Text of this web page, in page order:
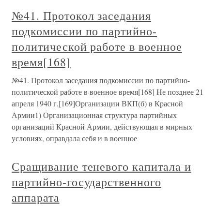
№41. Протокол заседания
подкомиссии по партийно-
политической работе в военное
время[168]
№41. Протокол заседания подкомиссии по партийно-
политической работе в военное время[168] Не позднее 21
апреля 1940 г.[169]Организации ВКП(б) в Красной
Армии1) Организационная структура партийных
организаций Красной Армии, действующая в мирных
условиях, оправдала себя и в военное
Сращивание теневого капитала и
партийно-государственного
аппарата